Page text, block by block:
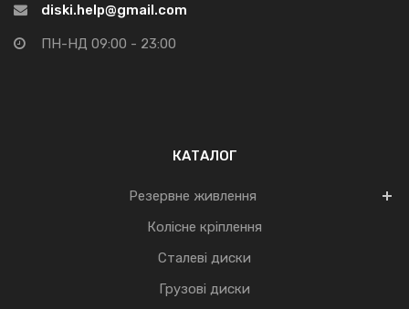
diski.help@gmail.com
ПН-НД 09:00 - 23:00
КАТАЛОГ
Резервне живлення
Колісне кріплення
Сталеві диски
Грузові диски